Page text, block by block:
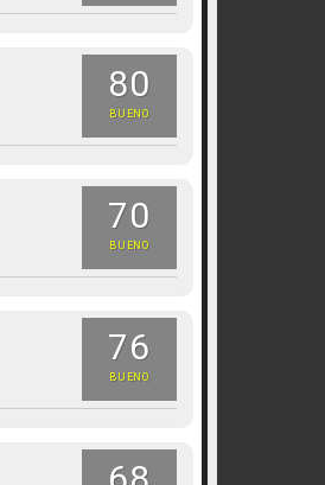
80
BUENO
70
BUENO
76
BUENO